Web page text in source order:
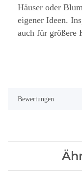
Häuser oder
eigener Ideen.
auch für größere
Bewertungen